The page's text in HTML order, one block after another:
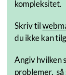
kompleksitet.
Skriv til
du ikke kan
Angiv hvilken
problemer, så